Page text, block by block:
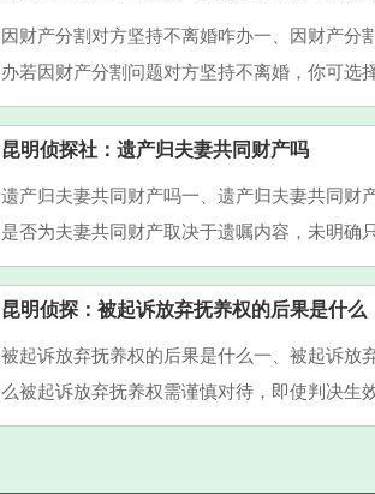
因财产分割对方坚持不离婚咋办一、因财产分
办若因财产分割问题对方坚持不离婚，你可选
国，婚姻自由包括离婚自由，当双方无法就离
致时，你有权向法院提起离婚诉···
昆明侦探社：遗产归夫妻共同财产吗
遗产归夫妻共同财产吗一、遗产归夫妻共同财
是否为夫妻共同财产取决于遗嘱内容，未明确
产，明确只归一方则为个人财产。1、根据《
姻关系存续期间所得的继承或者···
昆明侦探：被起诉放弃抚养权的后果是什么
被起诉放弃抚养权的后果是什么一、被起诉放
么被起诉放弃抚养权需谨慎对待，即使判决生
响。1.从法律规定看，放弃抚养权不代表免除